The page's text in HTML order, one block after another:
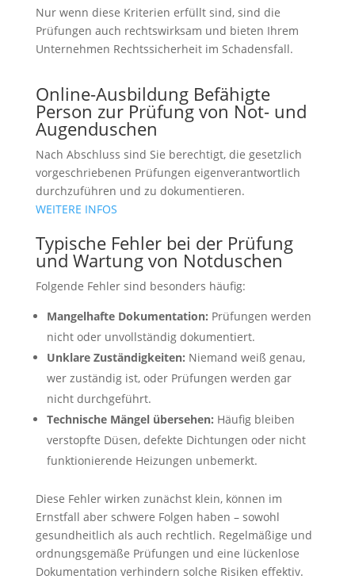
Nur wenn diese Kriterien erfüllt sind, sind die
Prüfungen auch rechtswirksam und bieten Ihrem
Unternehmen Rechtssicherheit im Schadensfall.
Online-Ausbildung Befähigte
Person zur Prüfung von Not- und
Augenduschen
Nach Abschluss sind Sie berechtigt, die gesetzlich
vorgeschriebenen Prüfungen eigenverantwortlich
durchzuführen und zu dokumentieren.
WEITERE INFOS
Typische Fehler bei der Prüfung
und Wartung von Notduschen
Folgende Fehler sind besonders häufig:
Mangelhafte Dokumentation: Prüfungen werden
nicht oder unvollständig dokumentiert.
Unklare Zuständigkeiten: Niemand weiß genau,
wer zuständig ist, oder Prüfungen werden gar
nicht durchgeführt.
Technische Mängel übersehen: Häufig bleiben
verstopfte Düsen, defekte Dichtungen oder nicht
funktionierende Heizungen unbemerkt.
Diese Fehler wirken zunächst klein, können im
Ernstfall aber schwere Folgen haben – sowohl
gesundheitlich als auch rechtlich. Regelmäßige und
ordnungsgemäße Prüfungen und eine lückenlose
Dokumentation verhindern solche Risiken effektiv.